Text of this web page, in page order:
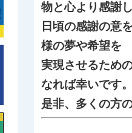
物と心より感謝
日頃の感謝の意
様の夢や希望を
実現させるため
なれば幸いです
是非、多くの方